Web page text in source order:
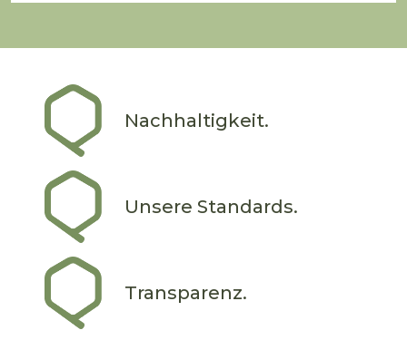
Nachhaltigkeit.
Unsere Standards.
Transparenz.